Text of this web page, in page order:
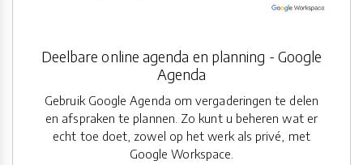
Deelbare online agenda en planning - Google
Agenda
Gebruik Google Agenda om vergaderingen te delen
en afspraken te plannen. Zo kunt u beheren wat er
echt toe doet, zowel op het werk als privé, met
Google Workspace.